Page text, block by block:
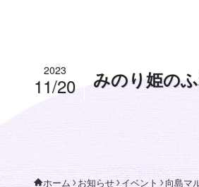
みのり姫の
2023
11/20
ホーム お知らせ イベント 向島マ